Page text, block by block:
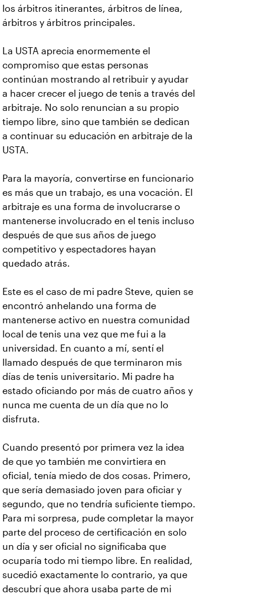
los árbitros itinerantes, árbitros de línea,
árbitros y árbitros principales.
La USTA aprecia enormemente el
compromiso que estas personas
continúan mostrando al retribuir y ayudar
a hacer crecer el juego de tenis a través del
arbitraje. No solo renuncian a su propio
tiempo libre, sino que también se dedican
a continuar su educación en arbitraje de la
USTA.
Para la mayoría, convertirse en funcionario
es más que un trabajo, es una vocación. El
arbitraje es una forma de involucrarse o
mantenerse involucrado en el tenis incluso
después de que sus años de juego
competitivo y espectadores hayan
quedado atrás.
Este es el caso de mi padre Steve, quien se
encontró anhelando una forma de
mantenerse activo en nuestra comunidad
local de tenis una vez que me fui a la
universidad. En cuanto a mí, sentí el
llamado después de que terminaron mis
días de tenis universitario. Mi padre ha
estado oficiando por más de cuatro años y
nunca me cuenta de un día que no lo
disfruta.
Cuando presentó por primera vez la idea
de que yo también me convirtiera en
oficial, tenía miedo de dos cosas. Primero,
que sería demasiado joven para oficiar y
segundo, que no tendría suficiente tiempo.
Para mi sorpresa, pude completar la mayor
parte del proceso de certificación en solo
un día y ser oficial no significaba que
ocuparía todo mi tiempo libre. En realidad,
sucedió exactamente lo contrario, ya que
descubrí que ahora usaba parte de mi